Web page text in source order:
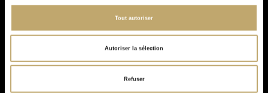
Tout autoriser
Autoriser la sélection
Refuser